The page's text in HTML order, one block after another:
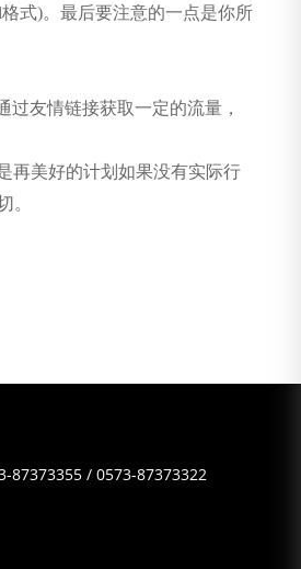
式)。最后要注意的一点是你所
友情链接获取一定的流量，
再美好的计划如果没有实际行
。
87373355/ 0573-87373322